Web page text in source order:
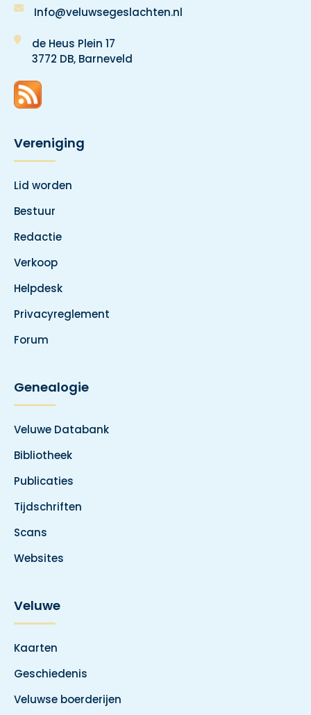
Info@veluwsegeslachten.nl
de Heus Plein 17
3772 DB, Barneveld
Vereniging
Lid worden
Bestuur
Redactie
Verkoop
Helpdesk
Privacyreglement
Forum
Genealogie
Veluwe Databank
Bibliotheek
Publicaties
Tijdschriften
Scans
Websites
Veluwe
Kaarten
Geschiedenis
Veluwse boerderijen